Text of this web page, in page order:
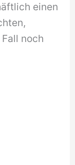
einen
noch